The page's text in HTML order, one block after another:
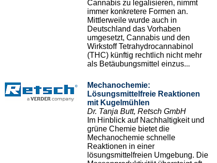
Cannabis zu legalisieren, nimmt
immer konkretere Formen an.
Mittlerweile wurde auch in
Deutschland das Vorhaben
umgesetzt, Cannabis und den
Wirkstoff Tetrahydrocannabinol
(THC) künftig rechtlich nicht mehr
als Betäubungsmittel einzus...
Mechanochemie:
Lösungsmittelfreie Reaktionen
mit Kugelmühlen
Dr. Tanja Butt, Retsch GmbH
Im Hinblick auf Nachhaltigkeit und
grüne Chemie bietet die
Mechanochemie schnelle
Reaktionen in einer
lösungsmittelfreien Umgebung. Die